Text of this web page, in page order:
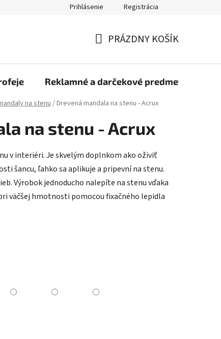
na odstúpenie od zmluvy O nás
Prihlásenie Registrácia
KOŠÍK
PRÁZDNY KOŠÍK
Reklamné a darčekové predmety
na stenu/Drevená mandala na stenu - Acrux
na stenu - Acrux
v interiéri. Je skvelým doplnkom ako oživiť
šancu, ľahko sa aplikuje a pripevní na stenu.
Výrobok jednoducho nalepíte na stenu vďaka
väčšej hmotnosti pomocou fixačného lepidla